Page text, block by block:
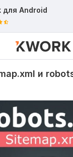
для Android
и